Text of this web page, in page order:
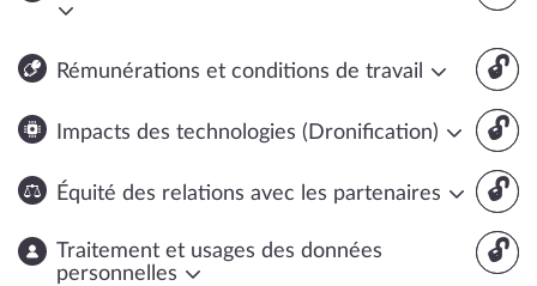
🔓
Rémunérations et conditions de travail
🔓
Impacts des technologies (Dronification)
🔓
Équité des relations avec les partenaires
🔓
Traitement et usages des données
personnelles